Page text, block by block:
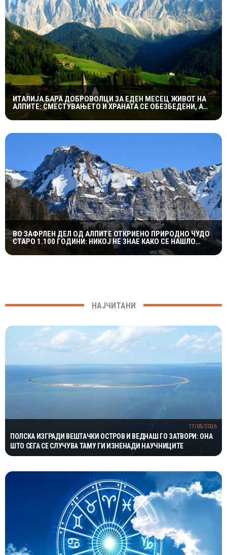
ИТАЛИЈА БАРА ДОБРОВОЛЦИ ЗА ЕДЕН МЕСЕЦ ЖИВОТ НА
АЛПИТЕ: СМЕСТУВАЊЕТО И ХРАНАТА СЕ ОБЕЗБЕДЕНИ, А
СЛЕДУВА И НАДОМЕСТ ОД 400 ЕВРА
ВО ЗАФРЛЕН ДЕЛ ОД АЛПИТЕ ОТКРИЕНО ПРИРОДНО ЧУДО
СТАРО 1.100 ГОДИНИ: НИКОЈ НЕ ЗНАЕ КАКО СЕ НАШЛО
ТАМУ
НАЈЧИТАНИ
ПОЛСКА ИЗГРАДИ ВЕШТАЧКИ ОСТРОВ И ВЕДНАШ ГО ЗАТВОРИ: ОНА
ШТО СЕГА СЕ СЛУЧУВА ТАМУ ГИ ИЗНЕНАДИ НАУЧНИЦИТЕ
17/05/2026